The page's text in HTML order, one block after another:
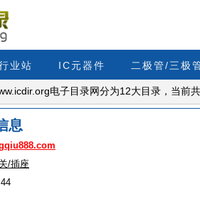
业站 IC元器件 二极管/三极
电子目录网分为12大目录，当前
息
/插座